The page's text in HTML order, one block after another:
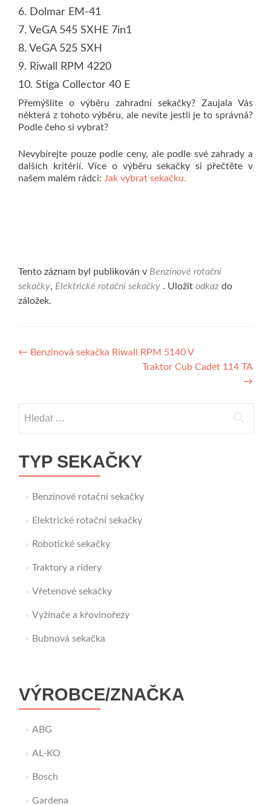
6. Dolmar EM-41
7. VeGA 545 SXHE 7in1
8. VeGA 525 SXH
9. Riwall RPM 4220
10. Stiga Collector 40 E
Přemýšlíte o výběru zahradní sekačky? Zaujala Vás
některá z tohoto výběru, ale nevíte jestli je to správná?
Podle čeho si vybrat?
Nevybírejte pouze podle ceny, ale podle své zahrady a
dalších kritérií. Více o výběru sekačky si přečtěte v
našem malém rádci: Jak vybrat sekačku.
Tento záznam byl publikován v Benzínové rotační
sekačky, Elektrické rotační sekačky . Uložit odkaz do
záložek.
Navigace
← Benzinová sekačka Riwall RPM 5140 V
Traktor Cub Cadet 114 TA
→
TYP SEKAČKY
Benzínové rotační sekačky
Elektrické rotační sekačky
Robotické sekačky
Traktory a ridery
Vřetenové sekačky
Vyžínače a křovinořezy
Bubnová sekačka
VÝROBCE/ZNAČKA
ABG
AL-KO
Bosch
Gardena